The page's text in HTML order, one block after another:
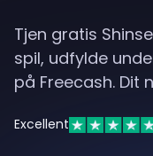
Tjen gratis
spil, udfylde
på Freecash.
Excellent